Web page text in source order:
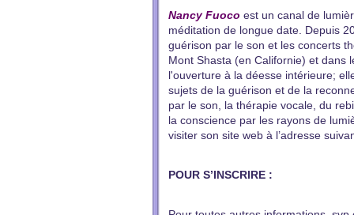
Nancy Fuoco est un canal de
méditation de longue date. Depuis
guérison par le son et les concerts
Mont Shasta (en Californie) et dans
l'ouverture à la déesse intérieure;
sujets de la guérison et de la
par le son, la thérapie vocale, du
la conscience par les rayons de
visiter son site web à l’adresse
POUR S’INSCRIRE :